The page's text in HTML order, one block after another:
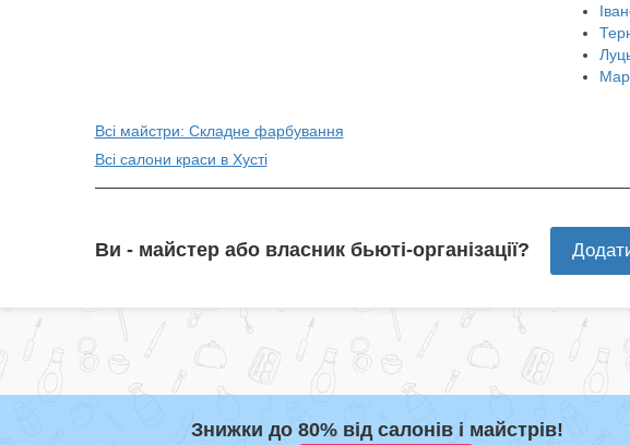
Всі майстри: Складне фарбування
Всі салони краси в Хусті
Ви - майстер або власник бьюті-організації?
Знижки до 80% від салонів і майстрів!